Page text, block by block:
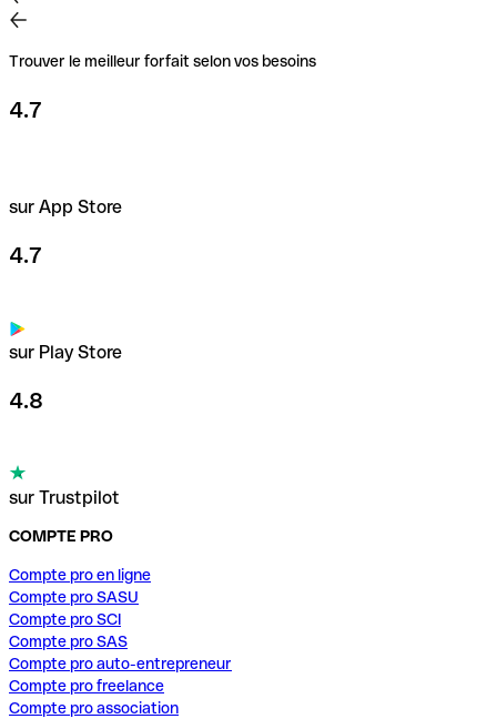
Trouver le meilleur forfait selon vos besoins
4.7
sur App Store
4.7
sur Play Store
4.8
sur Trustpilot
COMPTE PRO
Compte pro en ligne
Compte pro SASU
Compte pro SCI
Compte pro SAS
Compte pro auto-entrepreneur
Compte pro freelance
Compte pro association